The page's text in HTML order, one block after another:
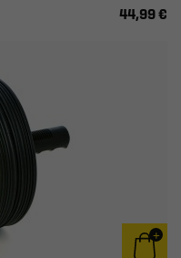
44,99 €